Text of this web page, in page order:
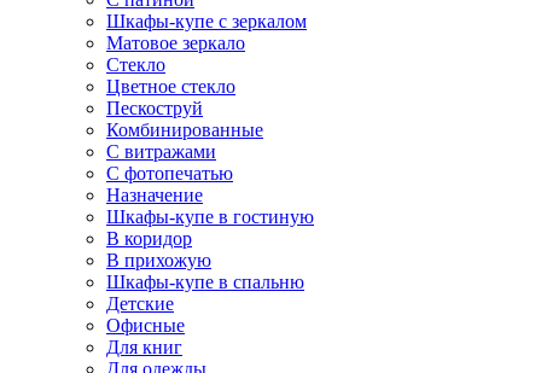
Шкафы-купе с зеркалом
Матовое зеркало
Стекло
Цветное стекло
Пескоструй
Комбинированные
С витражами
С фотопечатью
Назначение
Шкафы-купе в гостиную
В коридор
В прихожую
Шкафы-купе в спальню
Детские
Офисные
Для книг
Для одежды